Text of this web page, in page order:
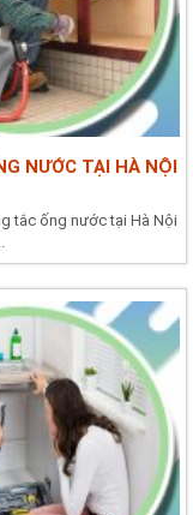
NƯỚC TẠI HÀ NỘI
tắc ống nước tại Hà Nội